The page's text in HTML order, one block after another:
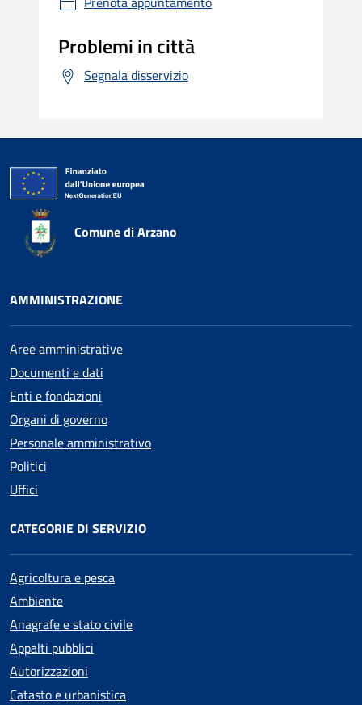
Problemi in città
Segnala disservizio
Comune di Arzano
AMMINISTRAZIONE
Aree amministrative
Documenti e dati
Enti e fondazioni
Organi di governo
Personale amministrativo
Politici
Uffici
CATEGORIE DI SERVIZIO
Agricoltura e pesca
Ambiente
Anagrafe e stato civile
Appalti pubblici
Autorizzazioni
Catasto e urbanistica